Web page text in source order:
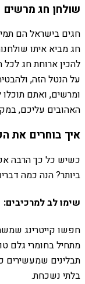
שולחן חג
חגים בישראל הם
חג מביא איתו
להכין ארוחת חג לכל
על הנטל הזה,
ומרשים, ואתם תוכלו
האהובים עליכם,
איך בוחרים את
כשיש כל כך הרבה
ביותר? הנה כמה
שימו לב למרכיבים:
חפשו קייטרינג
מתחיל בחומרי גלם
תבלינים שמעשירים
בלתי נשכחת.